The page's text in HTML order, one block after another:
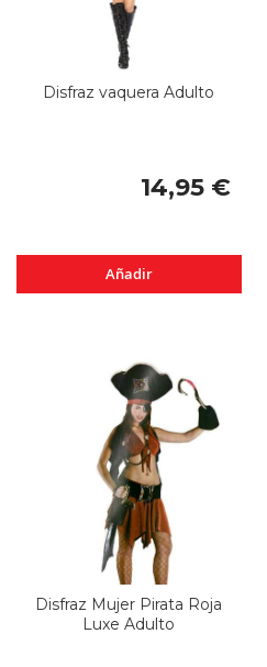
Disfraz vaquera Adulto
14,95 €
Añadir
Disfraz Mujer Pirata Roja
Luxe Adulto